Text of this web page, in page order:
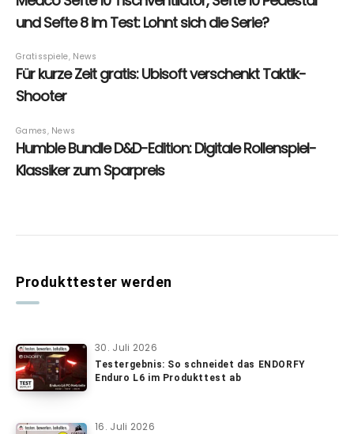
Produkttester werden
30. Juli 2026
Testergebnis: So schneidet das ENDORFY
Enduro L6 im Produkttest ab
16. Juli 2026